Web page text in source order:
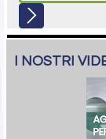
I NOSTRI